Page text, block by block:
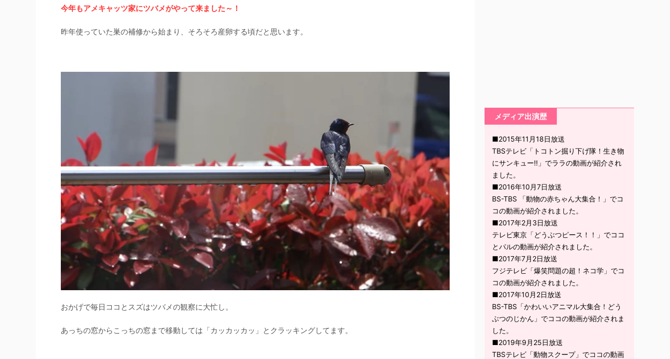
今年もアメキャッツ家にツバメがやって来ました～！
昨年使っていた巣の補修から始まり、そろそろ産卵する頃だと思います。
おかげで毎日ココとスズはツバメの観察に大忙し。
あっちの窓からこっちの窓まで移動しては「カッカッカッ」とクラッキングしてます。
メディア出演歴
■2015年11月18日放送
TBSテレビ「トコトン掘り下げ隊！生き物
にサンキュー!!」でララの動画が紹介され
ました。
■2016年10月7日放送
BS-TBS 「動物の赤ちゃん大集合！」でコ
コの動画が紹介されました。
■2017年2月3日放送
テレビ東京「どうぶつピース！！」でココ
とパルの動画が紹介されました。
■2017年7月2日放送
フジテレビ「爆笑問題の超！ネコ学」でコ
コの動画が紹介されました。
■2017年10月2日放送
BS-TBS「かわいいアニマル大集合！どう
ぶつのじかん」でココの動画が紹介されま
した。
■2019年9月25日放送
TBSテレビ「動物スクープ」でココの動画